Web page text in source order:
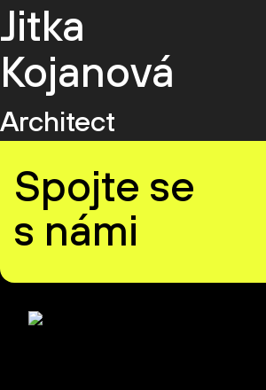
Jitka
Kojanová
Architect
Spojte se
s námi